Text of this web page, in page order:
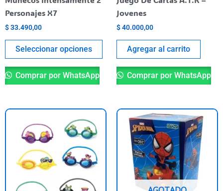
Personajes X7
$33.490,00
Seleccionar opciones
producto
Comprar por WhatsApp
Jovenes
$40.000,00
Agregar al carrito
Comprar por WhatsApp
Este
producto
variantes.